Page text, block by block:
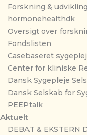
Forskning & udvikling
hormonehealthdk
Oversigt over
Fondslisten
Casebaseret
Center for kliniske
Dansk Sygepleje
Dansk Selskab for
PEEPtalk
Aktuelt
DEBAT & EKSTERN